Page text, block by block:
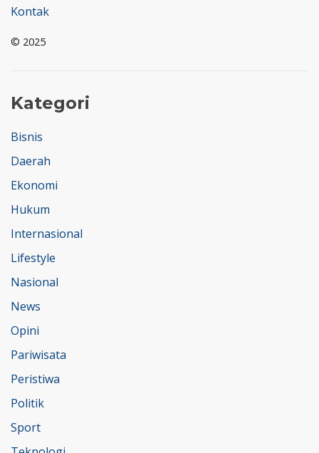
Kontak
© 2025
Kategori
Bisnis
Daerah
Ekonomi
Hukum
Internasional
Lifestyle
Nasional
News
Opini
Pariwisata
Peristiwa
Politik
Sport